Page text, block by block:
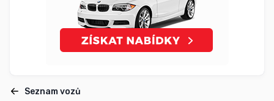
Seznam vozů